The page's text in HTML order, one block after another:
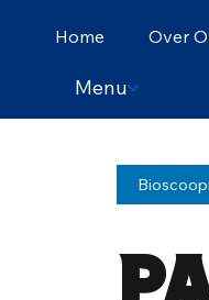
Home Over
Menu